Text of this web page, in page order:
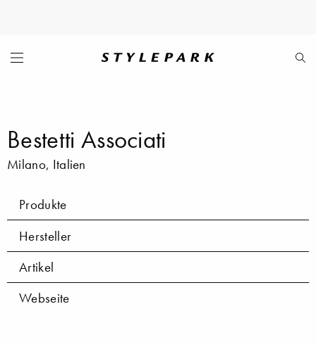
Bestetti Associati
Milano, Italien
Produkte
Hersteller
Artikel
Webseite